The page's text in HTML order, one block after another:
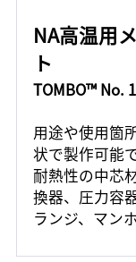
NA高温用
ト
TOMBO™ No.
用途や使用箇
状で製作可能で
耐熱性の中芯
換器、圧力容
ランジ、マン